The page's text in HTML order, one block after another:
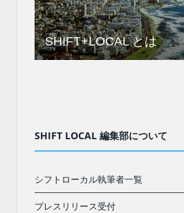
SHIFT+LOCAL とは
SHIFT LOCAL 編集部について
シフトローカル執筆者一覧
プレスリリース受付